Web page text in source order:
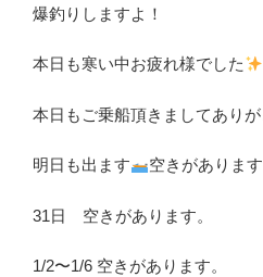
爆釣りしますよ！
本日も寒い中お疲れ様でした
本日もご乗船頂きましてあり
明日も出ます 空きがあります
31日 空きがあります。
1/2〜1/6 空きがあります。